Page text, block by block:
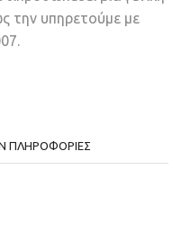
την υπηρετούμε με
ΠΛΗΡΟΦΟΡΊΕΣ